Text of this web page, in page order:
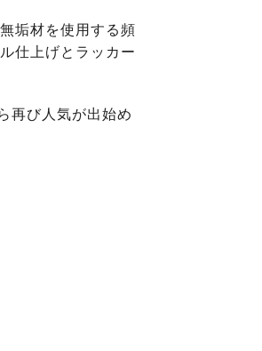
垢材を使用する頻
仕上げとラッカー
再び人気が出始め